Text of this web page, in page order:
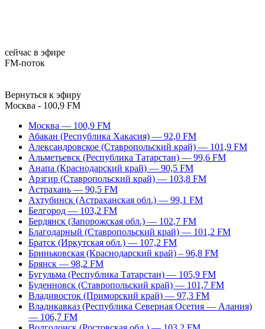
сейчас в эфире
FM-поток
Вернуться к эфиру
Москва - 100,9 FM
Москва — 100,9 FM
Абакан (Республика Хакасия) — 92,0 FM
Александровское (Ставропольский край) — 101,9 FM
Альметьевск (Республика Татарстан) — 99,6 FM
Анапа (Краснодарский край) — 90,5 FM
Арзгир (Ставропольский край) — 103,8 FM
Астрахань — 90,5 FM
Ахтубинск (Астраханская обл.) — 99,1 FM
Белгород — 103,2 FM
Бердянск (Запорожская обл.) — 102,7 FM
Благодарный (Ставропольский край) — 101,2 FM
Братск (Иркутская обл.) — 107,2 FM
Бриньковская (Краснодарский край) – 96,8 FM
Брянск — 98,2 FM
Бугульма (Республика Татарстан) — 105,9 FM
Буденновск (Ставропольский край) — 101,7 FM
Владивосток (Приморский край) — 97,3 FM
Владикавказ (Республика Северная Осетия — Алания)
— 106,7 FM